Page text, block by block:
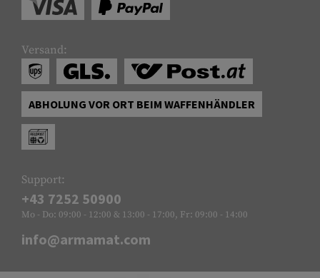
Versand:
ABHOLUNG VOR ORT BEIM WAFFENHÄNDLER
Support:
+43 7252 50900
Mo - Do: 09:00 - 12:00 & 13:00 - 17:00, Fr: 09:00 - 14:00
info@armamat.com